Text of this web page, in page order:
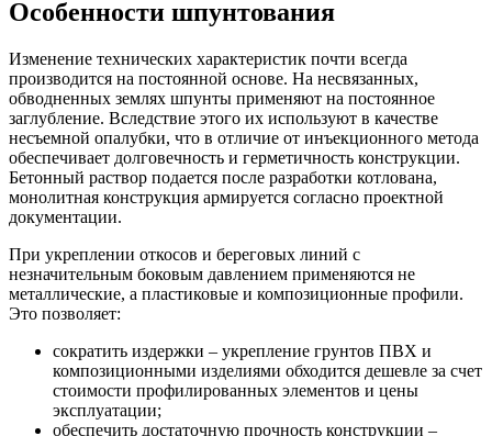
Особенности шпунтования
Изменение технических характеристик почти всегда
производится на постоянной основе. На несвязанных,
обводненных землях шпунты применяют на постоянное
заглубление. Вследствие этого их используют в качестве
несъемной опалубки, что в отличие от инъекционного метода
обеспечивает долговечность и герметичность конструкции.
Бетонный раствор подается после разработки котлована,
монолитная конструкция армируется согласно проектной
документации.
При укреплении откосов и береговых линий с
незначительным боковым давлением применяются не
металлические, а пластиковые и композиционные профили.
Это позволяет:
сократить издержки – укрепление грунтов ПВХ и
композиционными изделиями обходится дешевле за счет
стоимости профилированных элементов и цены
эксплуатации;
обеспечить достаточную прочность конструкции –